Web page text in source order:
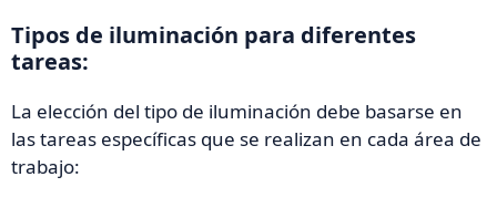
Tipos de iluminación para diferentes
tareas:
La elección del tipo de iluminación debe basarse en
las tareas específicas que se realizan en cada área de
trabajo: